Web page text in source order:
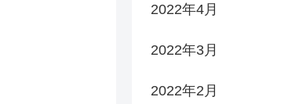
2022年4月
2022年3月
2022年2月